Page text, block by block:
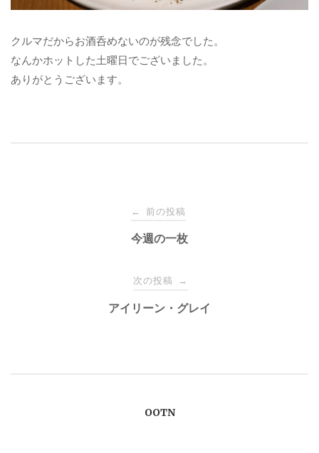
クルマだからお酒呑めないのが残念でした。
なんかホットした土曜日でございました。
ありがとうございます。
← 前の投稿
今週の一枚
次の投稿 →
アイリーン・グレイ
OOTN